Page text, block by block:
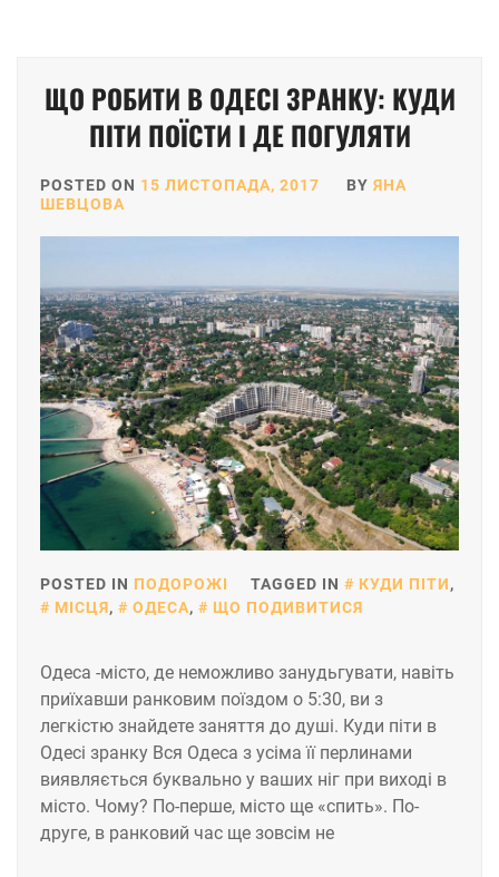
ЩО РОБИТИ В ОДЕСІ ЗРАНКУ: КУДИ
ПІТИ ПОЇСТИ І ДЕ ПОГУЛЯТИ
POSTED ON 15 ЛИСТОПАДА, 2017 BY ЯНА
ШЕВЦОВА
POSTED IN ПОДОРОЖІ TAGGED IN КУДИ ПІТИ,
МІСЦЯ, ОДЕСА, ЩО ПОДИВИТИСЯ
Одеса -місто, де неможливо занудьгувати, навіть
приїхавши ранковим поїздом о 5:30, ви з
легкістю знайдете заняття до душі. Куди піти в
Одесі зранку Вся Одеса з усіма її перлинами
виявляється буквально у ваших ніг при виході в
місто. Чому? По-перше, місто ще «спить». По-
друге, в ранковий час ще зовсім не